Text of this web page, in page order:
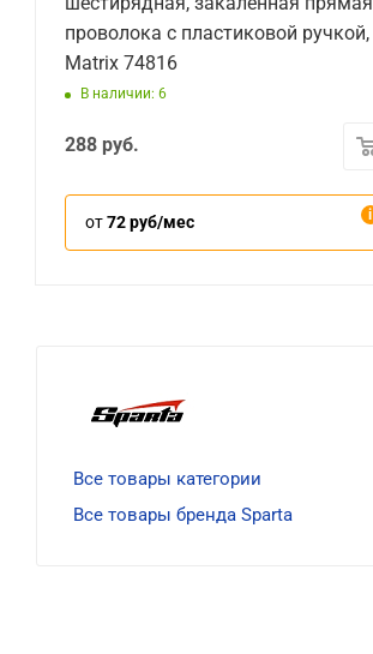
проволока с пластиковой ручкой,
Matrix 74816
В наличии: 6
288 руб.
от72 руб/мес
Все товары категории
Все товары бренда Sparta